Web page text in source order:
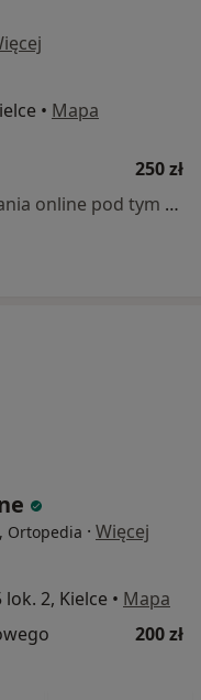
• Mapa
250 zł
Specjalista nie oferuje umawiania online pod tym adresem.
Ortopedia · Więcej
2, Kielce • Mapa
200 zł